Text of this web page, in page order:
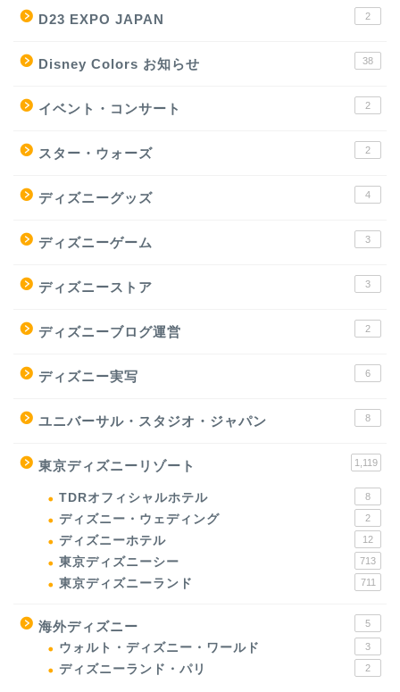
D23 EXPO JAPAN 2
Disney Colors お知らせ 38
イベント・コンサート 2
スター・ウォーズ 2
ディズニーグッズ 4
ディズニーゲーム 3
ディズニーストア 3
ディズニーブログ運営 2
ディズニー実写 6
ユニバーサル・スタジオ・ジャパン 8
東京ディズニーリゾート 1,119
TDRオフィシャルホテル 8
ディズニー・ウェディング 2
ディズニーホテル 12
東京ディズニーシー 713
東京ディズニーランド 711
海外ディズニー 5
ウォルト・ディズニー・ワールド 3
ディズニーランド・パリ 2